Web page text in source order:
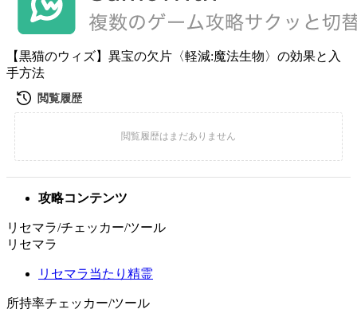
【黒猫のウィズ】異宝の欠片〈軽減:魔法生物〉の効果と入
手方法
攻略コンテンツ
リセマラ/チェッカー/ツール
リセマラ
リセマラ当たり精霊
所持率チェッカー/ツール